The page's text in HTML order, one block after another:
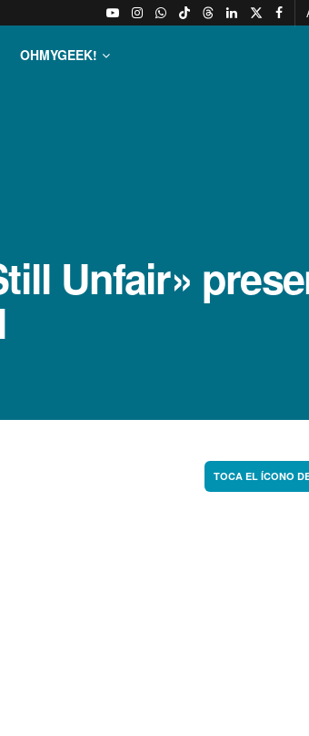
OHMYGEEK!
Unfair»